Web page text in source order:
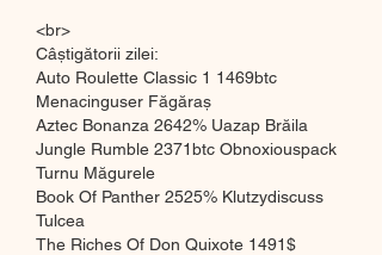
<br>
Câștigătorii zilei:
Auto Roulette Classic 1 1469btc
Menacinguser Făgăraș
Aztec Bonanza 2642% Uazap Brăila
Jungle Rumble 2371btc Obnoxiouspack
Turnu Măgurele
Book Of Panther 2525% Klutzydiscuss
Tulcea
The Riches Of Don Quixote 1491$